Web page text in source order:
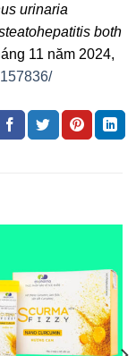
urinaria
both
11 năm 2024,